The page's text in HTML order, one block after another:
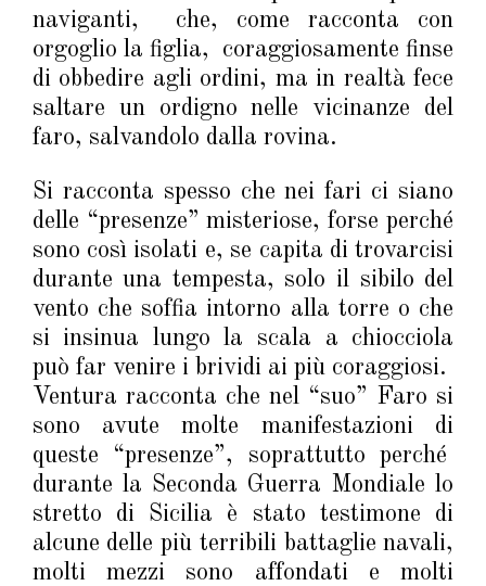
naviganti, che, come racconta con
orgoglio la figlia, coraggiosamente finse
di obbedire agli ordini, ma in realtà fece
saltare un ordigno nelle vicinanze del
faro, salvandolo dalla rovina.
Si racconta spesso che nei fari ci siano
delle “presenze” misteriose, forse perché
sono così isolati e, se capita di trovarcisi
durante una tempesta, solo il sibilo del
vento che soffia intorno alla torre o che
si insinua lungo la scala a chiocciola
può far venire i brividi ai più coraggiosi.
Ventura racconta che nel “suo” Faro si
sono avute molte manifestazioni di
queste “presenze”, soprattutto perché
durante la Seconda Guerra Mondiale lo
stretto di Sicilia è stato testimone di
alcune delle più terribili battaglie navali,
molti mezzi sono affondati e molti